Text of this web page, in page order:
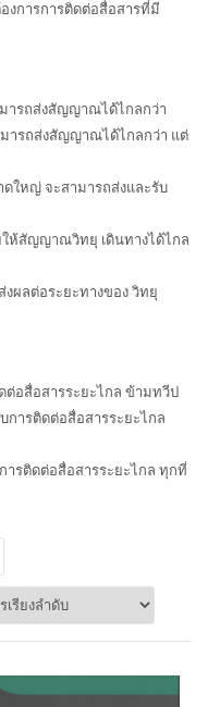
งการการติดต่อสื่อสารที่มี
ารถส่งสัญญาณได้ไกลกว่า
ารถส่งสัญญาณได้ไกลกว่า แต่
ดใหญ่ จะสามารถส่งและรับ
ให้สัญญาณวิทยุ เดินทางได้ไกล
งผลต่อระยะทางของ วิทยุ
ต่อสื่อสารระยะไกล ข้ามทวีป
การติดต่อสื่อสารระยะไกล
ารติดต่อสื่อสารระยะไกล ทุกที่